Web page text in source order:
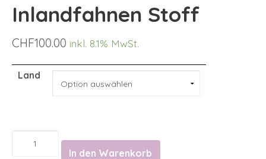
Inlandfahnen Stoff
CHF100.00 inkl. 8.1% MwSt.
Land
Inlandfahnen
Menge
In den Warenkorb